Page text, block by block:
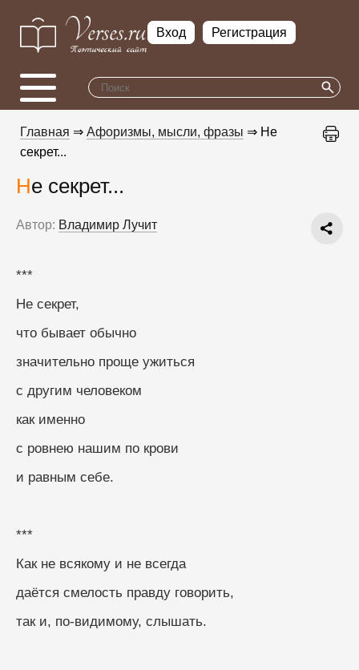
Вход Регистрация
Главная ⇒ Афоризмы, мысли, фразы ⇒ Не
секрет...
Не секрет...
Автор: Владимир Лучит
***
Не секрет,
что бывает обычно
значительно проще ужиться
с другим человеком
как именно
с ровнею нашим по крови
и равным себе.
***
Как не всякому и не всегда
даётся смелость правду говорить,
так и, по-видимому, слышать.